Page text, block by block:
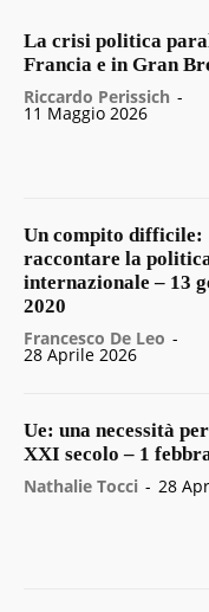
La crisi politica
Francia e in Gran
Riccardo Perissich -
11 Maggio 2026
Un compito difficile:
raccontare la
internazionale – 13
2020
Francesco De Leo -
28 Aprile 2026
Ue: una necessità
XXI secolo – 1
Nathalie Tocci - 28